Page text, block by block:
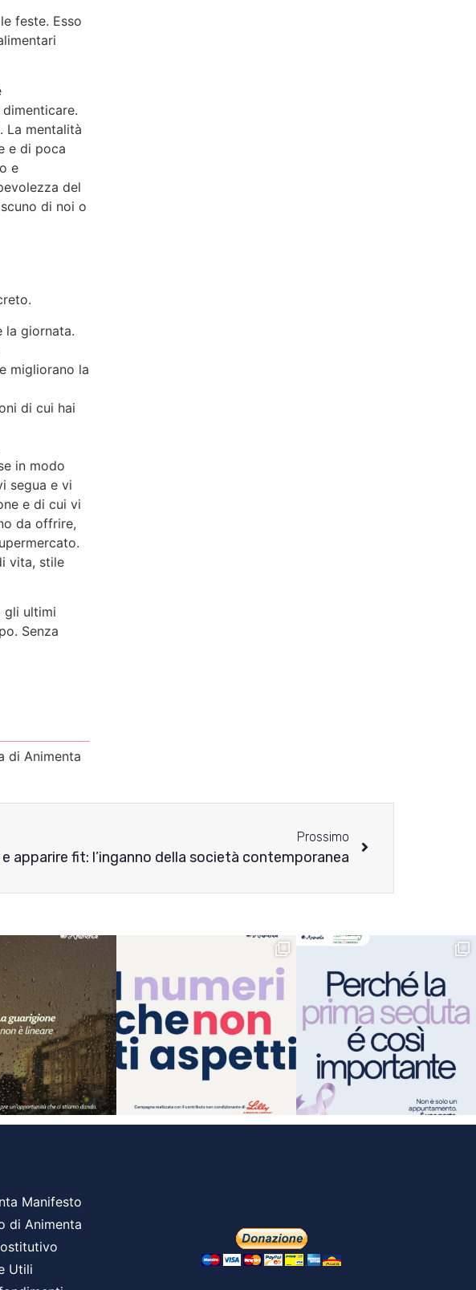
feste. Esso
La mentalità
e di poca
e
del
di noi o
la giornata.
migliorano la
di cui hai
in modo
segua e vi
e di cui vi
da offrire,
vita, stile
gli ultimi
Senza
di Animenta
Prossimo
apparire fit: l’inganno della società contemporanea
Manifesto
di Animenta
Utili